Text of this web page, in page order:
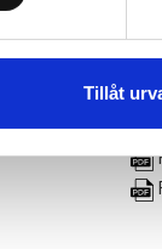
Tillåt